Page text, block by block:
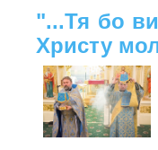
"...Тя бо
Христу